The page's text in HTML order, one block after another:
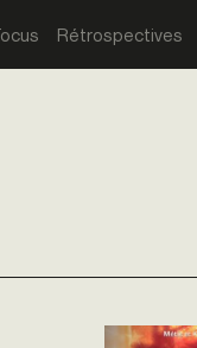
Rétrospectives